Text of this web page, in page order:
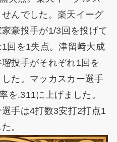
んでした。楽天イーグ
豪投手が1/3回を投げて
回を1失点。津留﨑大成
投手がそれぞれ1回を
た。マッカスカー選手
を.311に上げました。
手は4打数3安打2打点1
。